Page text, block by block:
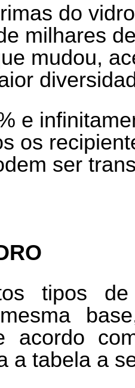
do
milhares
mudou,
e
os
ser
tipos
acordo
a tabela a